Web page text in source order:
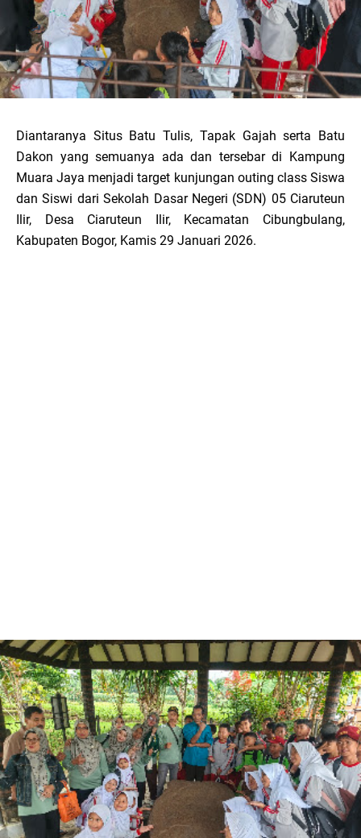
Diantaranya Situs Batu Tulis, Tapak Gajah serta Batu
Dakon yang semuanya ada dan tersebar di Kampung
Muara Jaya menjadi target kunjungan outing class Siswa
dan Siswi dari Sekolah Dasar Negeri (SDN) 05 Ciaruteun
Ilir, Desa Ciaruteun Ilir, Kecamatan Cibungbulang,
Kabupaten Bogor, Kamis 29 Januari 2026.